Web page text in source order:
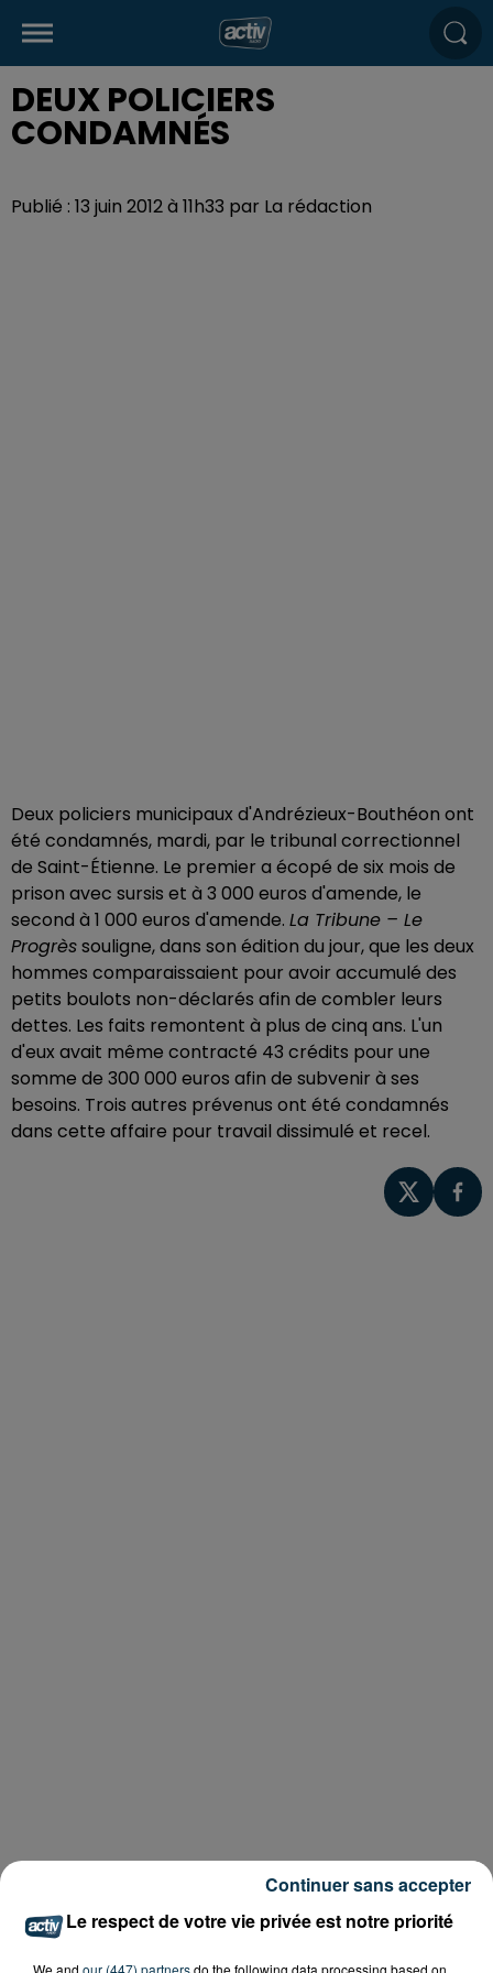
DEUX POLICIERS
CONDAMNÉS
Publié : 13 juin 2012 à 11h33 par La rédaction
Deux policiers municipaux d'Andrézieux-Bouthéon ont
été condamnés, mardi, par le tribunal correctionnel
de Saint-Étienne. Le premier a écopé de six mois de
prison avec sursis et à 3 000 euros d'amende, le
second à 1 000 euros d'amende. La Tribune – Le
Progrèssouligne, dans son édition du jour, que les deux
hommes comparaissaient pour avoir accumulé des
petits boulots non-déclarés afin de combler leurs
dettes. Les faits remontent à plus de cinq ans. L'un
d'eux avait même contracté 43 crédits pour une
somme de 300 000 euros afin de subvenir à ses
besoins. Trois autres prévenus ont été condamnés
dans cette affaire pour travail dissimulé et recel.
Le respect de votre vie privée est notre priorité
We and our (447) partnersdo the following data processing based on
Continuer sans accepter